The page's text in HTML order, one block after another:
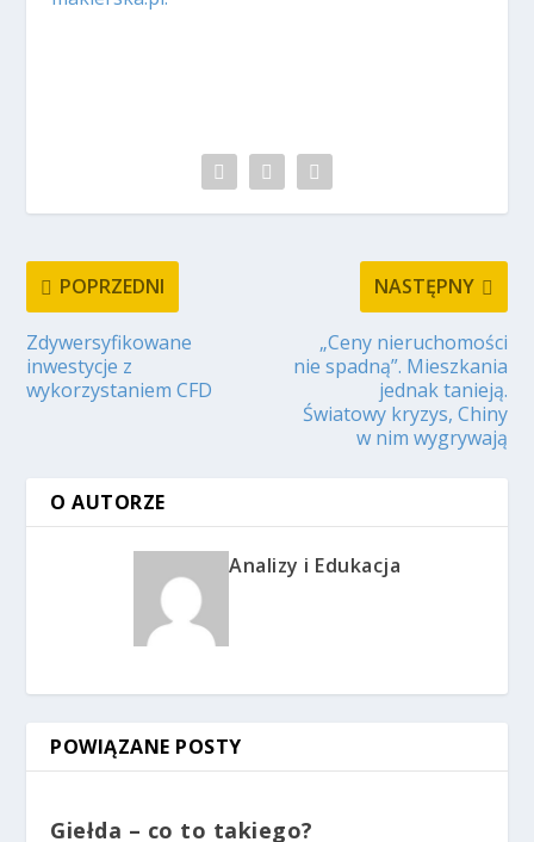
POPRZEDNI
Zdywersyfikowane
inwestycje z
wykorzystaniem CFD
NASTĘPNY
„Ceny nieruchomości
nie spadną”. Mieszkania
jednak tanieją.
Światowy kryzys, Chiny
w nim wygrywają
O AUTORZE
Analizy i Edukacja
POWIĄZANE POSTY
Giełda – co to takiego?